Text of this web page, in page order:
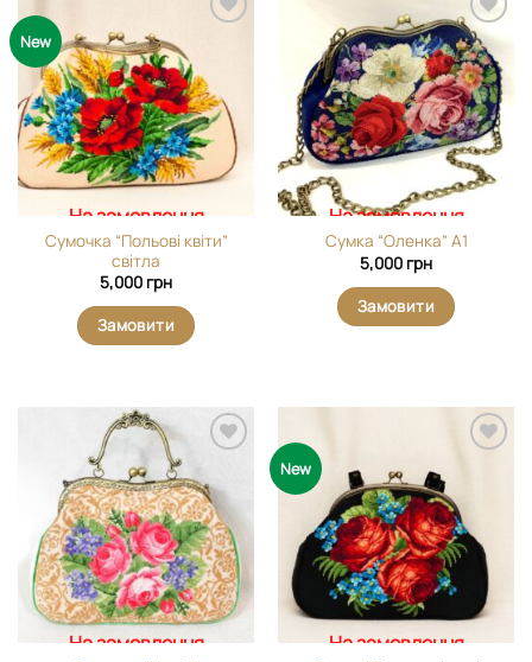
New
вибране
На замовлення
Сумочка “Польові квіти”
світла
5,000 грн
Замовити
Додати
виріб у
вибране
На замовлення
Сумка “Оленка” А1
5,000 грн
Замовити
виріб у
вибране
На замовлення
New
вибране
На замовлення